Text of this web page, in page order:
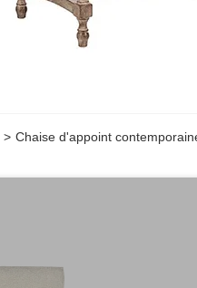
> Chaise d'appoint